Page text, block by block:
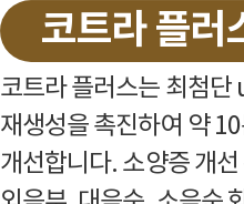
코트라 플러
코트라 플러스는 최첨
재생성을 촉진하여 약
개선합니다. 소양증 개